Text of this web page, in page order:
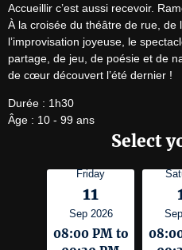
Accueillir c’est aussi recevoir.
À la croisée du théâtre de rue,
l’improvisation joyeuse, le
partage, de jeu, de poésie et de
de cœur découvert l’été dernier !
Durée : 1h30
Âge : 10 - 99 ans
Select
Friday
11
Sep 2026
08:00 PM to